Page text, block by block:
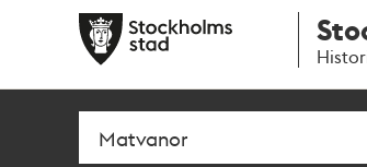
navigationen
huvudinnehållet
Sök